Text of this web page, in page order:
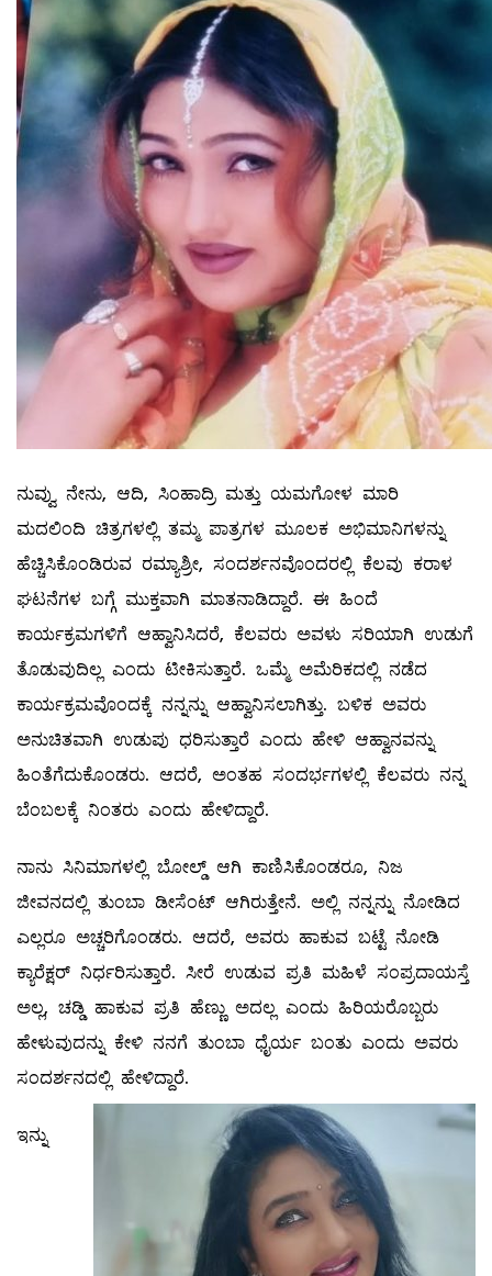
ನುವ್ವು ನೇನು, ಆದಿ, ಸಿಂಹಾದ್ರಿ ಮತ್ತು ಯಮಗೋಳ ಮಾರಿ
ಮದಲಿಂದಿ ಚಿತ್ರಗಳಲ್ಲಿ ತಮ್ಮ ಪಾತ್ರಗಳ ಮೂಲಕ ಅಭಿಮಾನಿಗಳನ್ನು
ಹೆಚ್ಚಿಸಿಕೊಂಡಿರುವ ರಮ್ಯಾಶ್ರೀ, ಸಂದರ್ಶನವೊಂದರಲ್ಲಿ ಕೆಲವು ಕರಾಳ
ಘಟನೆಗಳ ಬಗ್ಗೆ ಮುಕ್ತವಾಗಿ ಮಾತನಾಡಿದ್ದಾರೆ. ಈ ಹಿಂದೆ
ಕಾರ್ಯಕ್ರಮಗಳಿಗೆ ಆಹ್ವಾನಿಸಿದರೆ, ಕೆಲವರು ಅವಳು ಸರಿಯಾಗಿ ಉಡುಗೆ
ತೊಡುವುದಿಲ್ಲ ಎಂದು ಟೀಕಿಸುತ್ತಾರೆ. ಒಮ್ಮೆ ಅಮೆರಿಕದಲ್ಲಿ ನಡೆದ
ಕಾರ್ಯಕ್ರಮವೊಂದಕ್ಕೆ ನನ್ನನ್ನು ಆಹ್ವಾನಿಸಲಾಗಿತ್ತು. ಬಳಿಕ ಅವರು
ಅನುಚಿತವಾಗಿ ಉಡುಪು ಧರಿಸುತ್ತಾರೆ ಎಂದು ಹೇಳಿ ಆಹ್ವಾನವನ್ನು
ಹಿಂತೆಗೆದುಕೊಂಡರು. ಆದರೆ, ಅಂತಹ ಸಂದರ್ಭಗಳಲ್ಲಿ ಕೆಲವರು ನನ್ನ
ಬೆಂಬಲಕ್ಕೆ ನಿಂತರು ಎಂದು ಹೇಳಿದ್ದಾರೆ.
ನಾನು ಸಿನಿಮಾಗಳಲ್ಲಿ ಬೋಲ್ಡ್ ಆಗಿ ಕಾಣಿಸಿಕೊಂಡರೂ, ನಿಜ
ಜೀವನದಲ್ಲಿ ತುಂಬಾ ಡೀಸೆಂಟ್ ಆಗಿರುತ್ತೇನೆ. ಅಲ್ಲಿ ನನ್ನನ್ನು ನೋಡಿದ
ಎಲ್ಲರೂ ಅಚ್ಚರಿಗೊಂಡರು. ಆದರೆ, ಅವರು ಹಾಕುವ ಬಟ್ಟೆ ನೋಡಿ
ಕ್ಯಾರೆಕ್ಷರ್‌ ನಿರ್ಧರಿಸುತ್ತಾರೆ. ಸೀರೆ ಉಡುವ ಪ್ರತಿ ಮಹಿಳೆ ಸಂಪ್ರದಾಯಸ್ತೆ
ಅಲ್ಲ, ಚಡ್ಡಿ ಹಾಕುವ ಪ್ರತಿ ಹೆಣ್ಣು ಅದಲ್ಲ ಎಂದು ಹಿರಿಯರೊಬ್ಬರು
ಹೇಳುವುದನ್ನು ಕೇಳಿ ನನಗೆ ತುಂಬಾ ಧೈರ್ಯ ಬಂತು ಎಂದು ಅವರು
ಸಂದರ್ಶನದಲ್ಲಿ ಹೇಳಿದ್ದಾರೆ.
ಇನ್ನು